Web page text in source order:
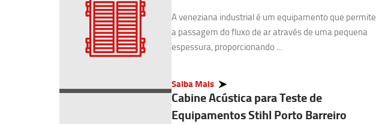
A veneziana industrial é um equipamento que permite
a passagem do fluxo de ar através de uma pequena
espessura, proporcionando ...
Saiba Mais
Cabine Acústica para Teste de
Equipamentos Stihl Porto Barreiro